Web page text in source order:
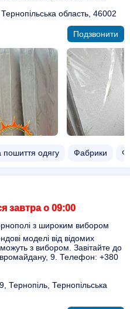
область, 46002
Подзвонити
одягу Фабрики
завтра о 09:00
з широким вибором
моделі від відомих
з вибором. Завітайте до
9. Телефон: +380
Тернопіль, Тернопільська